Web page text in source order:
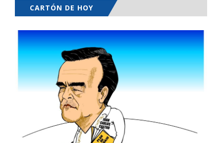
CARTÓN DE HOY